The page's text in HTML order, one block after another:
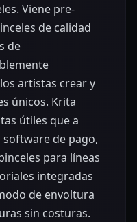
Viene pre-
de calidad
de
artistas crear y
únicos. Krita
útiles que a
de pago,
para líneas
integradas
de envoltura
sin costuras.